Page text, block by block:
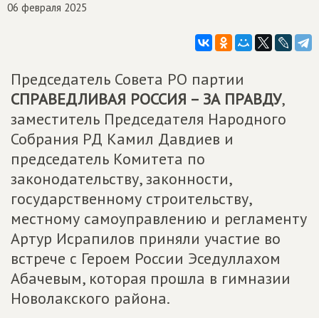
06 февраля 2025
Председатель Совета РО партии
СПРАВЕДЛИВАЯ РОССИЯ – ЗА ПРАВДУ,
заместитель Председателя Народного
Собрания РД Камил Давдиев и
председатель Комитета по
законодательству, законности,
государственному строительству,
местному самоуправлению и регламенту
Артур Исрапилов приняли участие во
встрече с Героем России Эседуллахом
Абачевым, которая прошла в гимназии
Новолакского района.